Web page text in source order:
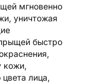
мгновенно
уничтожая
быстро
кожи,
лица,